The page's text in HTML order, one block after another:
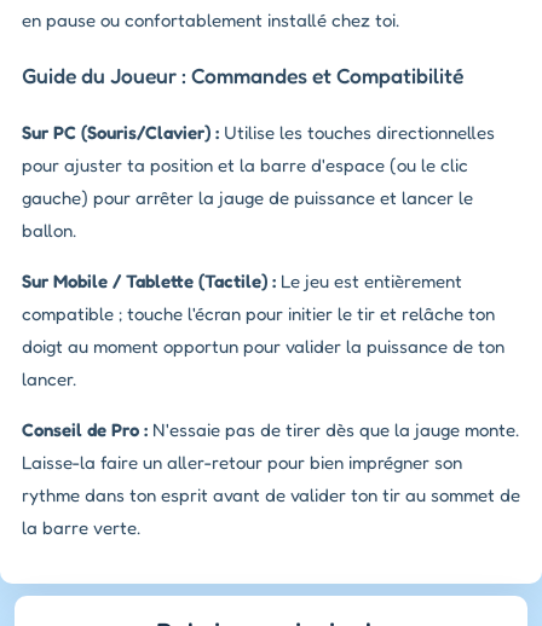
en pause ou confortablement installé chez toi.
Guide du Joueur : Commandes et Compatibilité
Sur PC (Souris/Clavier) : Utilise les touches directionnelles
pour ajuster ta position et la barre d'espace (ou le clic
gauche) pour arrêter la jauge de puissance et lancer le
ballon.
Sur Mobile / Tablette (Tactile) : Le jeu est entièrement
compatible ; touche l'écran pour initier le tir et relâche ton
doigt au moment opportun pour valider la puissance de ton
lancer.
Conseil de Pro : N'essaie pas de tirer dès que la jauge monte.
Laisse-la faire un aller-retour pour bien imprégner son
rythme dans ton esprit avant de valider ton tir au sommet de
la barre verte.